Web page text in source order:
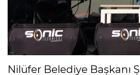
Nilüfer Belediye Başkanı